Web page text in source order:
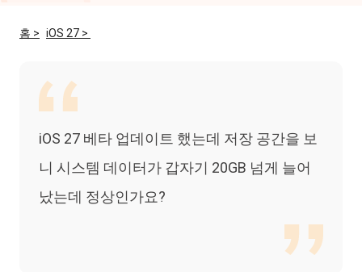
홈 > iOS 27 >
iOS 27 베타 업데이트 했는데 저장 공간을 보
니 시스템 데이터가 갑자기 20GB 넘게 늘어
났는데 정상인가요?